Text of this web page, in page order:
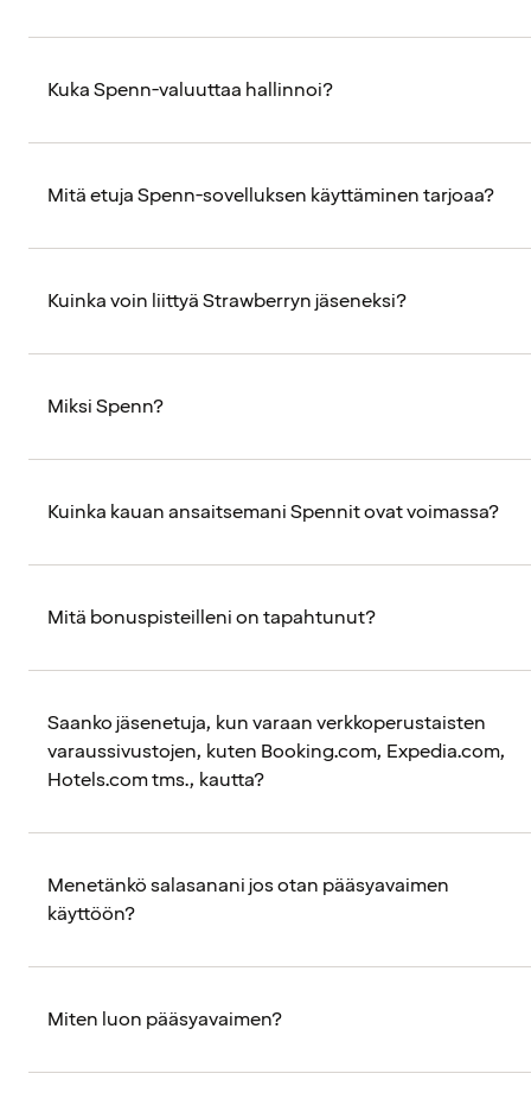
Kuka Spenn-valuuttaa hallinnoi?
Mitä etuja Spenn-sovelluksen käyttäminen tarjoaa?
Kuinka voin liittyä Strawberryn jäseneksi?
Miksi Spenn?
Kuinka kauan ansaitsemani Spennit ovat voimassa?
Mitä bonuspisteilleni on tapahtunut?
Saanko jäsenetuja, kun varaan verkkoperustaisten
varaussivustojen, kuten Booking.com, Expedia.com,
Hotels.com tms., kautta?
Menetänkö salasanani jos otan pääsyavaimen
käyttöön?
Miten luon pääsyavaimen?